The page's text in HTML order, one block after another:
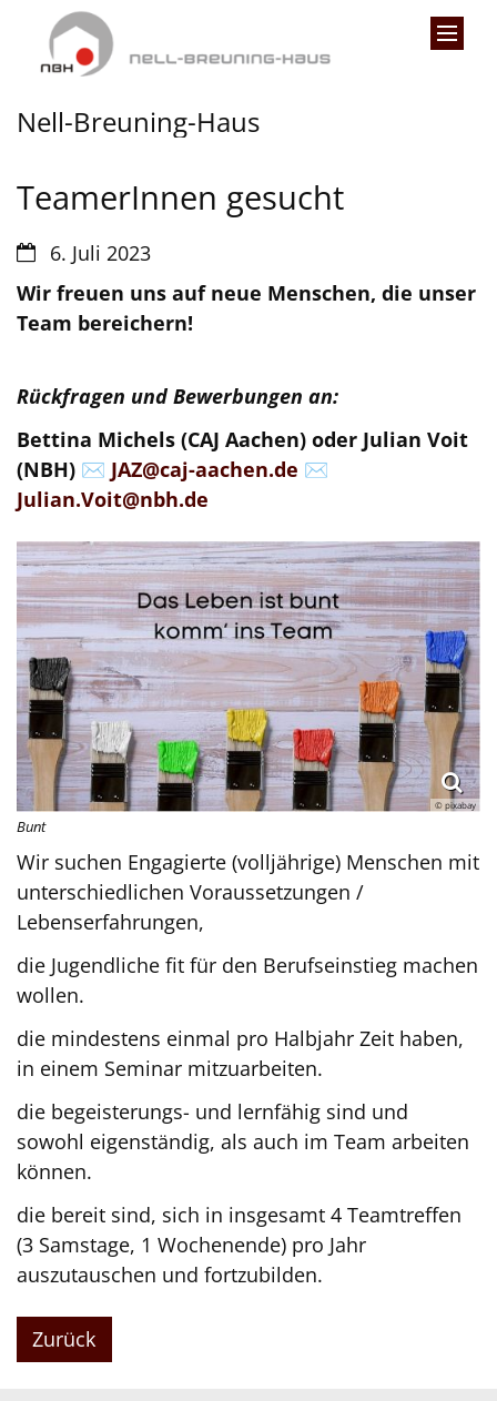
Zum Inhalt springen
Nell-Breuning-Haus
TeamerInnen gesucht
Datum:6. Juli 2023
Wir freuen uns auf neue Menschen, die unser
Team bereichern!
Rückfragen und Bewerbungen an:
Bettina Michels (CAJ Aachen) oder Julian Voit
(NBH) ✉️ JAZ@caj-aachen.de ✉️
Julian.Voit@nbh.de
© pixabay
Bunt
Wir suchen Engagierte (volljährige) Menschen mit
unterschiedlichen Voraussetzungen /
Lebenserfahrungen,
die Jugendliche fit für den Berufseinstieg machen
wollen.
die mindestens einmal pro Halbjahr Zeit haben,
in einem Seminar mitzuarbeiten.
die begeisterungs- und lernfähig sind und
sowohl eigenständig, als auch im Team arbeiten
können.
die bereit sind, sich in insgesamt 4 Teamtreffen
(3 Samstage, 1 Wochenende) pro Jahr
auszutauschen und fortzubilden.
Zurück